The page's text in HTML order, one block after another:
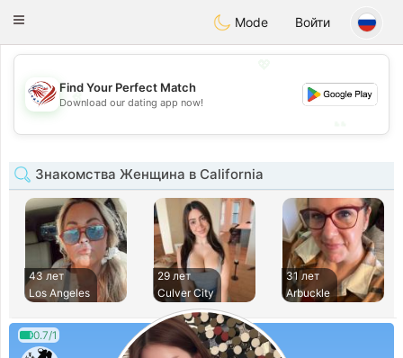
Dating
Toggle
Mode Войти
💖
💕
Find Your Perfect Match
Download our dating app now!
Знакомства Женщина в California
43 лет
Los Angeles
29 лет
Culver City
31 лет
Arbuckle
0.7/1